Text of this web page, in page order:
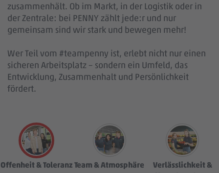
zusammenhält. Ob im Markt, in der Logistik oder in
der Zentrale: bei PENNY zählt jede:r und nur
gemeinsam sind wir stark und bewegen mehr!
Wer Teil vom #teampenny ist, erlebt nicht nur einen
sicheren Arbeitsplatz – sondern ein Umfeld, das
Entwicklung, Zusammenhalt und Persönlichkeit
fördert.
Offenheit & Toleranz Team & Atmosphäre
Verlässlichkeit &